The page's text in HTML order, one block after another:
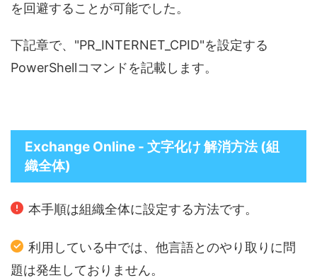
を回避することが可能でした。
下記章で、"PR_INTERNET_CPID"を設定する
PowerShellコマンドを記載します。
Exchange Online - 文字化け 解消方法 (組
織全体)
本手順は組織全体に設定する方法です。
利用している中では、他言語とのやり取りに問
題は発生しておりません。